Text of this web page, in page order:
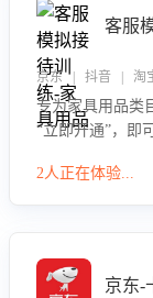
客服
京东 | 抖音 | 淘
专为家具用品类
“立即开通”，即
参数咨询等高频
2人正在体验...
京东-